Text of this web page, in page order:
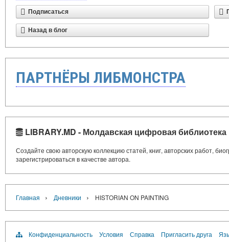
Подписаться
Назад в блог
ПАРТНЁРЫ ЛИБМОНСТРА
LIBRARY.MD - Молдавская цифровая библиотека
Создайте свою авторскую коллекцию статей, книг, авторских работ,
зарегистрироваться в качестве автора.
Главная › Дневники › HISTORIAN ON PAINTING
Конфиденциальность Условия Справка Пригласить друга